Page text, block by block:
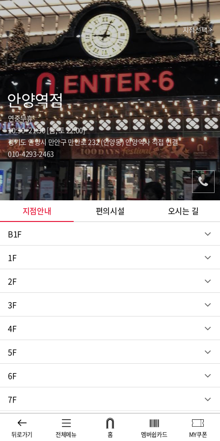
안양역점
연중무휴
10:30~21:30 [금, 토 22:00]
경기도 안양시 만안구 만안로 232 (안양동) 안양역사 직접 연결
010-4293-2463
지점선택
지점안내 편의시설
오시는 길
B1F
스파오
로미스토리
F&B
기타
캐주얼(이지/스타일리쉬)
1F
탑텐
여성의류
조이
스포츠
F&B
2F
에잇세컨즈
패션잡화
버터
로이드
3F
H&M
미쏘
스포츠
여성의류
4F
코닥 어패럴 (KODAK Apparel)
스포츠
데상트
뉴발란스
5F
다이소
가전
롯데하이마트
6F
스트릿츄러스
앤티앤스프레즐
7F
F&B
진시앙
뒤로가기 전체메뉴 홈 멤버쉽카드 MY쿠폰